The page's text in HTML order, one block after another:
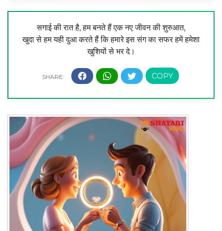
सगाई की रात है, हम बनते हैं एक नए जीवन की शुरुआत,
खुदा से हम यही दुआ करते हैं कि हमारे इस संग का सफर हमें हमेशा
खुशियों से भर दे।